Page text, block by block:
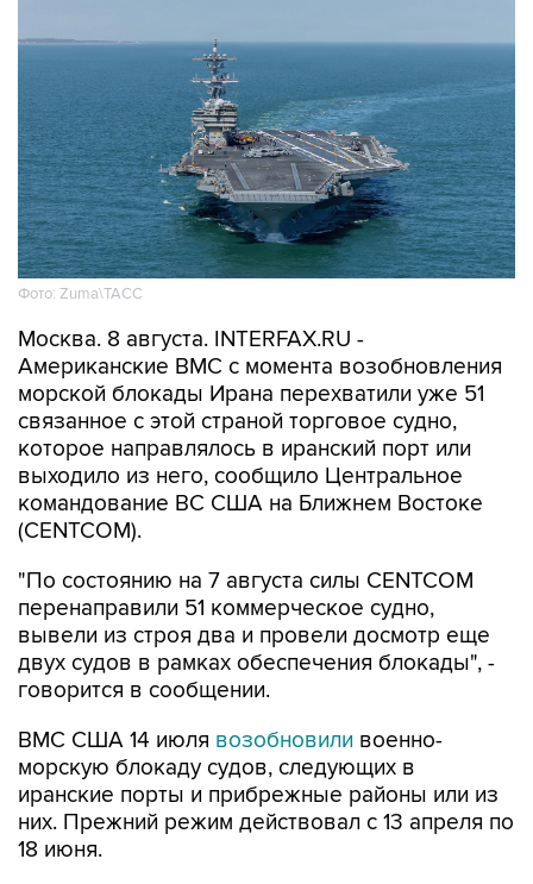
Фото: Zuma\ТАСС
Москва. 8 августа. INTERFAX.RU -
Американские ВМС с момента возобновления
морской блокады Ирана перехватили уже 51
связанное с этой страной торговое судно,
которое направлялось в иранский порт или
выходило из него, сообщило Центральное
командование ВС США на Ближнем Востоке
(CENTCOM).
"По состоянию на 7 августа силы CENTCOM
перенаправили 51 коммерческое судно,
вывели из строя два и провели досмотр еще
двух судов в рамках обеспечения блокады", -
говорится в сообщении.
ВМС США 14 июля возобновили военно-
морскую блокаду судов, следующих в
иранские порты и прибрежные районы или из
них. Прежний режим действовал с 13 апреля по
18 июня.